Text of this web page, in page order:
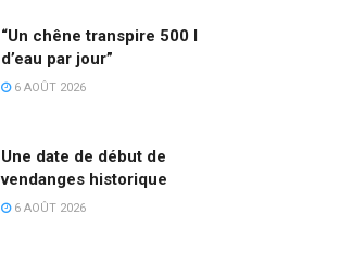
“Un chêne transpire 500 l
d’eau par jour”
6 AOÛT 2026
Une date de début de
vendanges historique
6 AOÛT 2026